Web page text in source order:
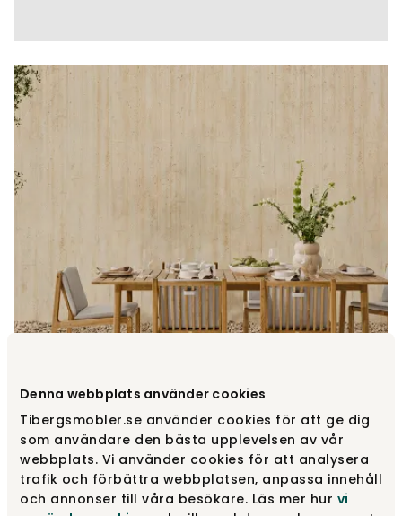
Denna webbplats använder cookies
Tibergsmobler.se använder cookies för att ge dig
som användare den bästa upplevelsen av vår
webbplats. Vi använder cookies för att analysera
trafik och förbättra webbplatsen, anpassa innehåll
och annonser till våra besökare. Läs mer hur vi